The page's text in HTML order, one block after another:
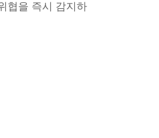
협을 즉시 감지하